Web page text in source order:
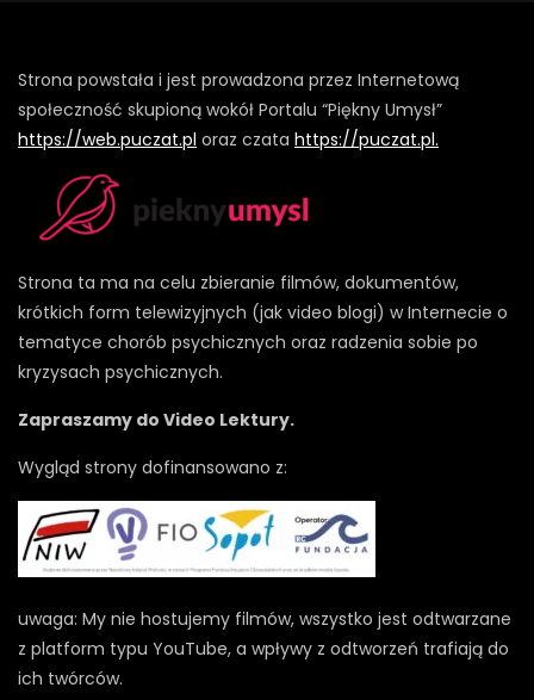
Strona powstała i jest prowadzona przez Internetową
społeczność skupioną wokół Portalu “Piękny Umysł”
https://web.puczat.pl oraz czata https://puczat.pl.
Strona ta ma na celu zbieranie filmów, dokumentów,
krótkich form telewizyjnych (jak video blogi) w Internecie o
tematyce chorób psychicznych oraz radzenia sobie po
kryzysach psychicznych.
Zapraszamy do Video Lektury.
Wygląd strony dofinansowano z:
uwaga: My nie hostujemy filmów, wszystko jest odtwarzane
z platform typu YouTube, a wpływy z odtworzeń trafiają do
ich twórców.